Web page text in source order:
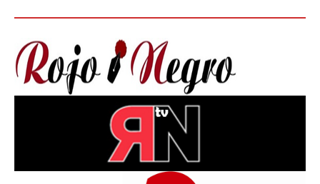
cualquier trabajadora
directamente al ISM la baja
por riesgo durante el
embarazo si su puesto de
trabajo supone un peligro
para su salud o la del feto.
Desde CGT Mar y Puertos
valoramos esta reunión como
un paso necesario pero
insuficiente. No nos